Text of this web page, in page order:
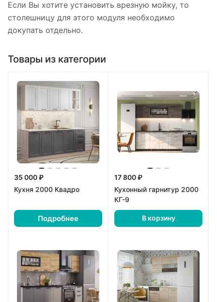
Если Вы хотите установить врезную мойку, то
столешницу для этого модуля необходимо
докупать отдельно.
Товары из категории
35 000 ₽
Кухня 2000 Квадро
Подробнее
17 800 ₽
Кухонный гарнитур 2000
КГ-9
В корзину